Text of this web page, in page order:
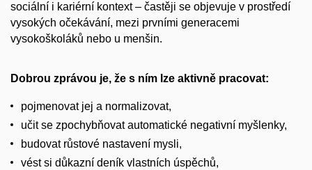
sociální i kariérní kontext – častěji se objevuje v prostředí
vysokých očekávání, mezi prvními generacemi
vysokoškoláků nebo u menšin.
Dobrou zprávou je, že s ním lze aktivně pracovat:
pojmenovat jej a normalizovat,
učit se zpochybňovat automatické negativní myšlenky,
budovat růstové nastavení mysli,
vést si důkazní deník vlastních úspěchů,